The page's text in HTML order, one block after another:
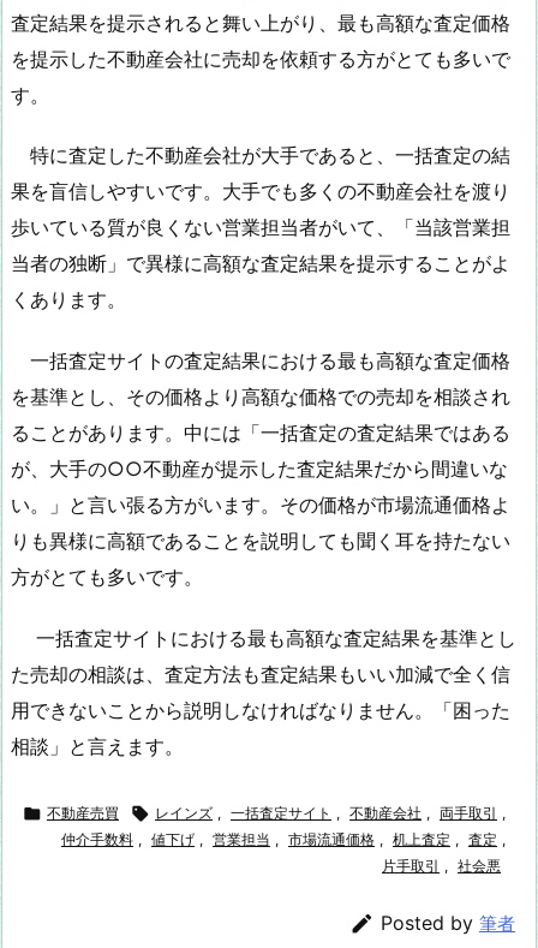
査定結果を提示されると舞い上がり、最も高額な査定価格
を提示した不動産会社に売却を依頼する方がとても多いで
す。
特に査定した不動産会社が大手であると、一括査定の結
果を盲信しやすいです。大手でも多くの不動産会社を渡り
歩いている質が良くない営業担当者がいて、「当該営業担
当者の独断」で異様に高額な査定結果を提示することがよ
くあります。
一括査定サイトの査定結果における最も高額な査定価格
を基準とし、その価格より高額な価格での売却を相談され
ることがあります。中には「一括査定の査定結果ではある
が、大手の○○不動産が提示した査定結果だから間違いな
い。」と言い張る方がいます。その価格が市場流通価格よ
りも異様に高額であることを説明しても聞く耳を持たない
方がとても多いです。
一括査定サイトにおける最も高額な査定結果を基準とし
た売却の相談は、査定方法も査定結果もいい加減で全く信
用できないことから説明しなければなりません。「困った
相談」と言えます。
 不動産売買  レインズ , 一括査定サイト , 不動産会社 , 両手取引 ,
仲介手数料 , 値下げ , 営業担当 , 市場流通価格 , 机上査定 , 査定 ,
片手取引 , 社会悪
 Posted by 筆者